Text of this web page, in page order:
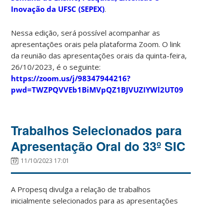
Inovação da UFSC (SEPEX).
Nessa edição, será possível acompanhar as
apresentações orais pela plataforma Zoom. O link
da reunião das apresentações orais da quinta-feira,
26/10/2023, é o seguinte:
https://zoom.us/j/98347944216?
pwd=TWZPQVVEb1BiMVpQZ1BJVUZIYWl2UT09
Trabalhos Selecionados para
Apresentação Oral do 33º SIC
11/10/2023 17:01
A Propesq divulga a relação de trabalhos
inicialmente selecionados para as apresentações